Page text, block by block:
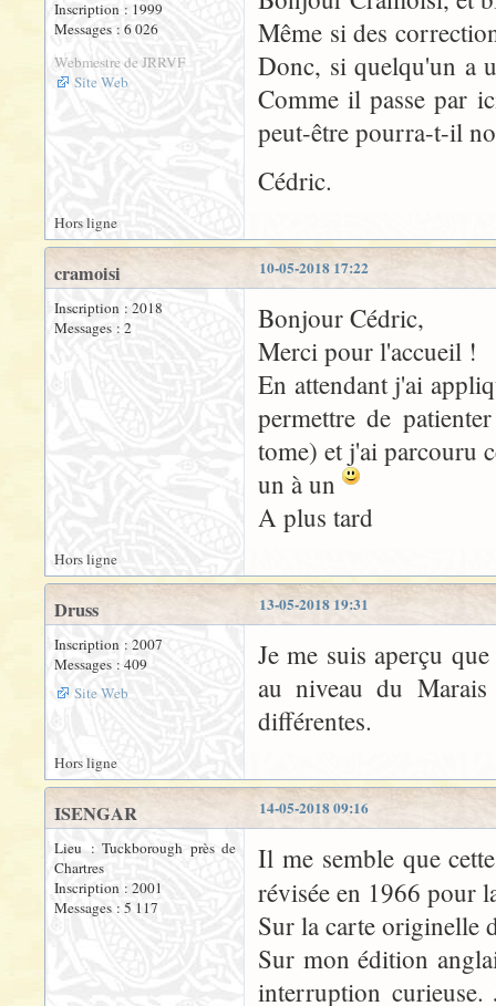
Inscription : 1999
Messages : 6 026
Webmestre de JRRVF
Site Web
Même si des
Donc, si quelqu'un a
Comme il passe par
peut-être pourra-t-il
Cédric.
Hors ligne
10-05-2018 17:22
cramoisi
Inscription : 2018
Messages : 2
Bonjour Cédric,
Merci pour l'accueil !
En attendant j'ai
permettre de
tome) et j'ai parcouru
un à un
A plus tard
Hors ligne
13-05-2018 19:31
Druss
Inscription : 2007
Messages : 409
Site Web
Je me suis aperçu
au niveau du
différentes.
Hors ligne
14-05-2018 09:16
ISENGAR
Lieu : Tuckborough près de
Chartres
Inscription : 2001
Messages : 5 117
Il me semble que
révisée en 1966 pour
Sur la carte originelle
Sur mon édition
interruption